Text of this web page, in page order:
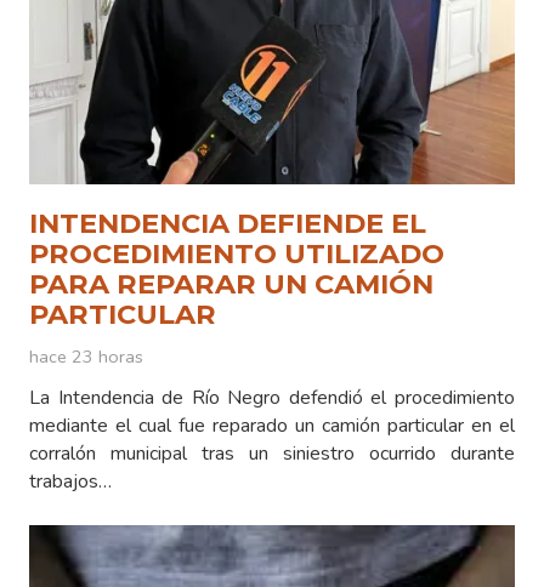
INTENDENCIA DEFIENDE EL
PROCEDIMIENTO UTILIZADO
PARA REPARAR UN CAMIÓN
PARTICULAR
hace 23 horas
La Intendencia de Río Negro defendió el procedimiento
mediante el cual fue reparado un camión particular en el
corralón municipal tras un siniestro ocurrido durante
trabajos…